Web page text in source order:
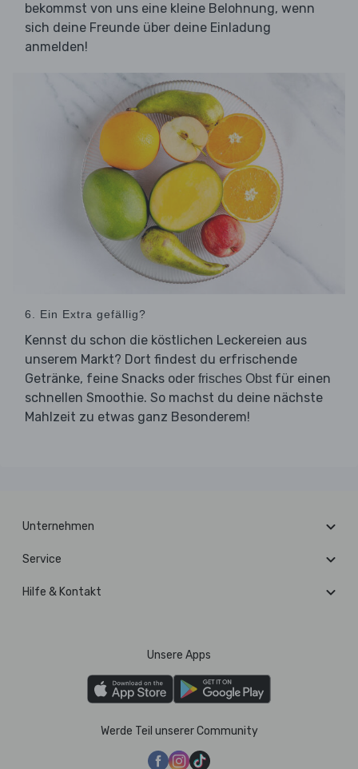
bekommst von uns eine kleine Belohnung, wenn
sich deine Freunde über deine Einladung
anmelden!
6. Ein Extra gefällig?
Kennst du schon die köstlichen Leckereien aus
unserem Markt? Dort findest du erfrischende
Getränke, feine Snacks oder frisches Obstfür einen
schnellen Smoothie. So machst du deine nächste
Mahlzeit zu etwas ganz Besonderem!
Unternehmen
Service
Hilfe & Kontakt
Unsere Apps
Werde Teil unserer Community